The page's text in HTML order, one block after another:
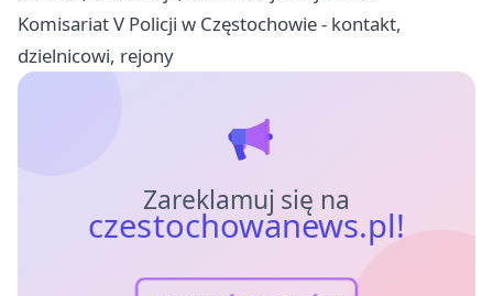
Komisariat V Policji w Częstochowie - kontakt,
dzielnicowi, rejony
Zareklamuj się na
czestochowanews.pl!